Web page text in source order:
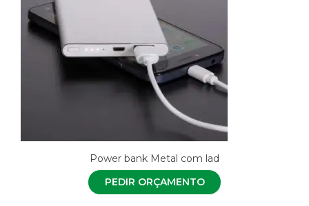
Power bank Metal com lad
PEDIR ORÇAMENTO